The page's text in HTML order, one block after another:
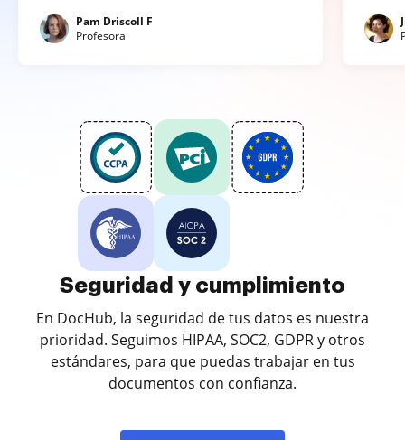
Pam Driscoll F
Profesora
Seguridad y cumplimiento
En DocHub, la seguridad de tus datos es nuestra
prioridad. Seguimos HIPAA, SOC2, GDPR y otros
estándares, para que puedas trabajar en tus
documentos con confianza.